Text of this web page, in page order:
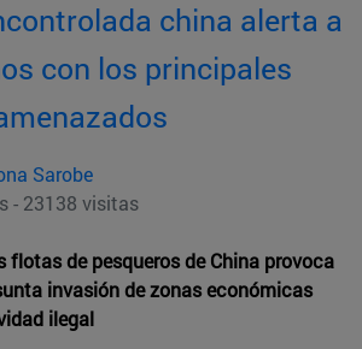
china alerta a
con los principales
Sarobe
- 23138 visitas
flotas de pesqueros de China provoca
invasión de zonas económicas
ilegal